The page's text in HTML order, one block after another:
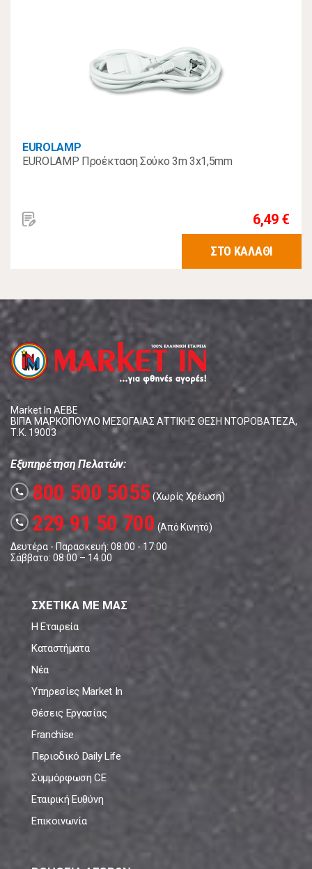
EUROLAMP
EUROLAMP Προέκταση Σούκο 3m 3x1,5mm
6,49 €
ΣΤΟ ΚΑΛΑΘΙ
Market In ΑΕΒΕ
ΒΙΠΑ ΜΑΡΚΟΠΟΥΛΟ ΜΕΣΟΓΑΙΑΣ ΑΤΤΙΚΗΣ ΘΕΣΗ ΝΤΟΡΟΒΑΤΕΖΑ,
Τ.Κ. 19003
Εξυπηρέτηση Πελατών:
call 800 500 5055(Χωρίς Χρέωση)
call 229 91 50 700 (Από Κινητό)
Δευτέρα - Παρασκευή: 08:00 - 17:00
Σάββατο: 08:00 – 14:00
ΣΧΕΤΙΚΑ ΜΕ ΜΑΣ
Η Εταιρεία
Καταστήματα
Νέα
Υπηρεσίες Market In
Θέσεις Εργασίας
Franchise
Περιοδικό Daily Life
Συμμόρφωση CE
Εταιρική Ευθύνη
Επικοινωνία